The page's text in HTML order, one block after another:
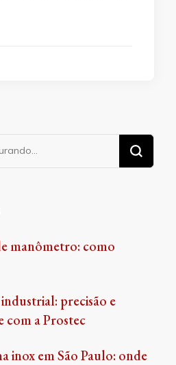
manômetro: como
precisão e
com a Prostec
inox em São Paulo: onde